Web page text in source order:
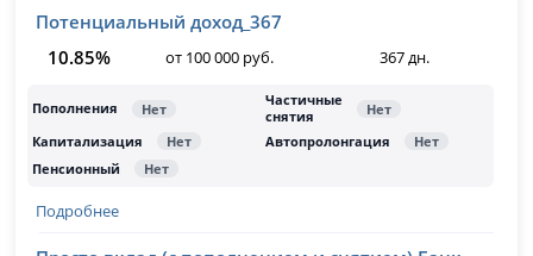
Потенциальный доход_367
10.85%
от 100 000 руб. 367 дн.
Подробнее